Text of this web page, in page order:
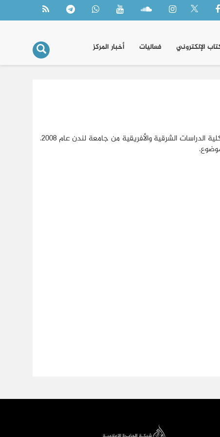
الإلكتروني فعاليات أخبار المركز
باحث أول في مركز الجزيرة للدراسات، حصل على شهادة الماجستير والدكتوراه من كلية الدراسات الشرقية والأفريقية من جامعة لندن عام ٢٠٠٨.